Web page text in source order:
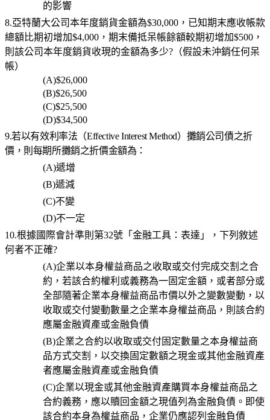
的影響
8.亞特蘭大公司本年度銷貨金額為$30,000，已知期末應收帳款
總額比期初增加$4,000，期末備抵呆帳餘額較期初增加$500，
則該公司本年度銷貨收現的金額為多少?（假設未沖銷任何呆
帳）
(A)$26,000
(B)$26,500
(C)$25,500
(D)$34,500
9.若以有效利率法（Effective Interest Method）攤銷公司債之折
價，則每期所攤銷之折價金額為：
(A)遞增
(B)遞減
(C)不變
(D)不一定
10.根據國際會計準則第32號「金融工具：表達」，下列敘述
何者不正確?
(A)企業以本身權益商品之收取或交付完成交割之合
約，若該合約權利或義務為一固定金額，或者部分或
全部隨著企業本身權益商品市價以外之變數變動，以
收取或交付變動數量之企業本身權益商品，則該合約
應屬金融資產或金融負債
(B)企業之合約以收取或交付固定數量之本身權益商
品方式交割，以交換固定數額之現金或其他金融資產
者應屬金融資產或金融負債
(C)企業以現金或其他金融資產購買本身權益商品之
合約義務，應以贖回金額之現值列為金融負債。即使
該合約本身為權益商品，企業仍應認列金融負債